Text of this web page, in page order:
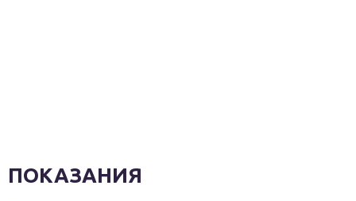
ПОКАЗАНИЯ